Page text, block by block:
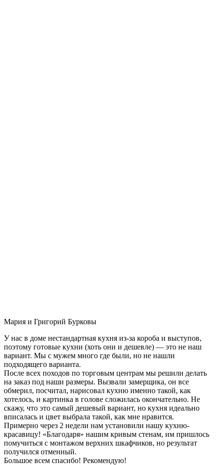
Мария и Григорий Бурковы
У нас в доме нестандартная кухня из-за короба и выступов,
поэтому готовые кухни (хоть они и дешевле) — это не наш
вариант. Мы с мужем много где были, но не нашли
подходящего варианта.
После всех походов по торговым центрам мы решили делать
на заказ под наши размеры. Вызвали замерщика, он все
обмерил, посчитал, нарисовал кухню именно такой, как
хотелось, и картинка в голове сложилась окончательно. Не
скажу, что это самый дешевый вариант, но кухня идеально
вписалась и цвет выбрала такой, как мне нравится.
Примерно через 2 недели нам установили нашу кухню-
красавицу! «Благодаря» нашим кривым стенам, им пришлось
помучиться с монтажом верхних шкафчиков, но результат
получился отменный.
Большое всем спасибо! Рекомендую!